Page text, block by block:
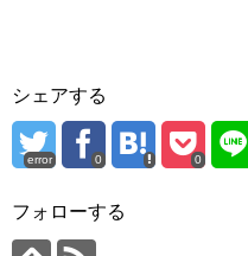
シェアする
error 0 0
フォローする